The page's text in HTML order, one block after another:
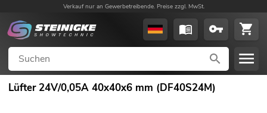
Verkauf nur an Gewerbetreibende. Preise zzgl. MwSt.
Lüfter 24V/0,05A 40x40x6 mm (DF40S24M)